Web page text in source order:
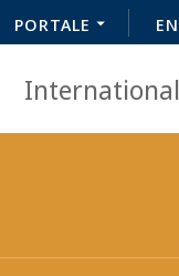
PORTALE
International